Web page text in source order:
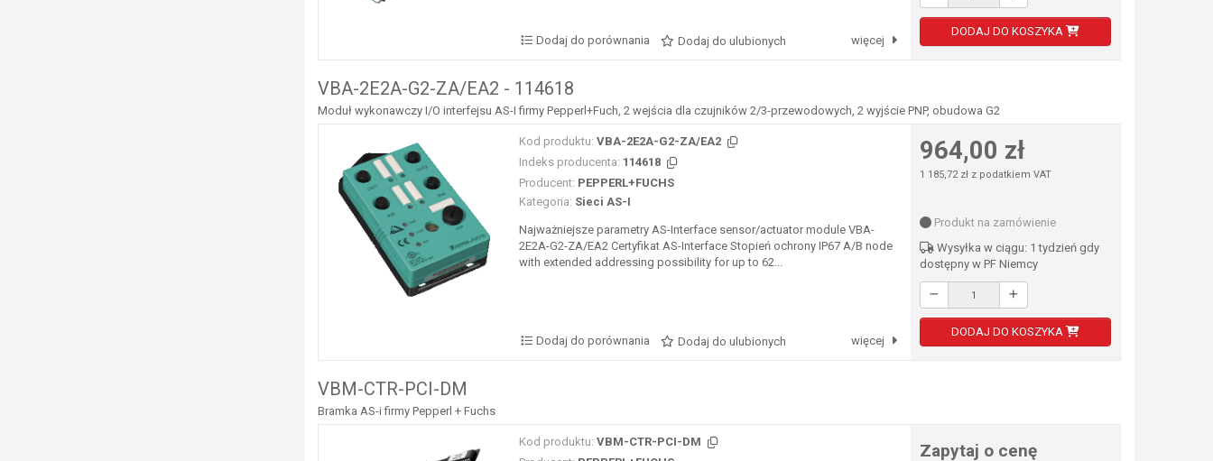
Dodaj do porównania Dodaj do ulubionych więcej
DODAJ DO KOSZYKA
VBA-2E2A-G2-ZA/EA2 - 114618
Moduł wykonawczy I/O interfejsu AS-I firmy Pepperl+Fuch, 2 wejścia dla czujników 2/3-przewodowych, 2 wyjście PNP, obudowa G2
Kod produktu: VBA-2E2A-G2-ZA/EA2
Indeks producenta: 114618
Producent: PEPPERL+FUCHS
Kategoria: Sieci AS-I
Najważniejsze parametry AS-Interface sensor/actuator module VBA-
2E2A-G2-ZA/EA2 Certyfikat AS-Interface Stopień ochrony IP67 A/B node
with extended addressing possibility for up to 62...
Dodaj do porównania Dodaj do ulubionych więcej
964,00 zł
1 185,72 zł z podatkiem VAT
Produkt na zamówienie
Wysyłka w ciągu: 1 tydzień gdy
dostępny w PF Niemcy
DODAJ DO KOSZYKA
VBM-CTR-PCI-DM
Bramka AS-i firmy Pepperl + Fuchs
Kod produktu: VBM-CTR-PCI-DM
Zapytaj o cenę